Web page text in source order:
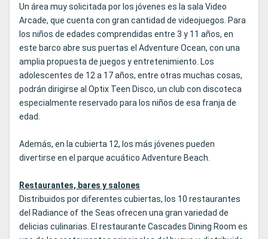
Un área muy solicitada por los jóvenes es la sala Video
Arcade, que cuenta con gran cantidad de videojuegos. Para
los niños de edades comprendidas entre 3 y 11 años, en
este barco abre sus puertas el Adventure Ocean, con una
amplia propuesta de juegos y entretenimiento. Los
adolescentes de 12 a 17 años, entre otras muchas cosas,
podrán dirigirse al Optix Teen Disco, un club con discoteca
especialmente reservado para los niños de esa franja de
edad.
Además, en la cubierta 12, los más jóvenes pueden
divertirse en el parque acuático Adventure Beach.
Restaurantes, bares y salones
Distribuidos por diferentes cubiertas, los 10 restaurantes
del Radiance of the Seas ofrecen una gran variedad de
delicias culinarias. El restaurante Cascades Dining Room es